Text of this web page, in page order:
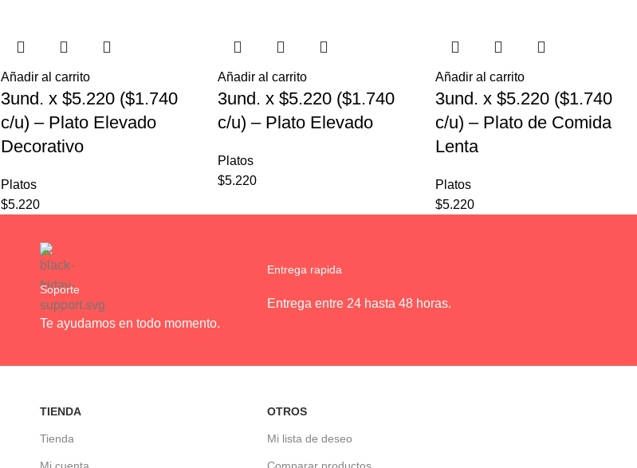
Añadir al carrito
3und. x $5.220 ($1.740
c/u) – Plato Elevado
Decorativo
Platos
$5.220
Añadir al carrito
3und. x $5.220 ($1.740
c/u) – Plato Elevado
Platos
$5.220
Añadir al carrito
3und. x $5.220 ($1.740
c/u) – Plato de Comida
Lenta
Platos
$5.220
Soporte
Te ayudamos en todo momento.
Entrega rapida
Entrega entre 24 hasta 48 horas.
TIENDA
Tienda
OTROS
Mi lista de deseo